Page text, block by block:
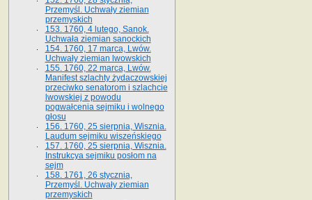
Przemyśl. Uchwały ziemian
przemyskich
153. 1760, 4 lutego, Sanok.
Uchwała ziemian sanockich
154. 1760, 17 marca, Lwów.
Uchwały ziemian lwowskich
155. 1760, 22 marca, Lwów.
Manifest szlachty żydaczowskiej
przeciwko senatorom i szlachcie
lwowskiej z po­wodu
pogwałcenia sejmiku i wolnego
głosu
156. 1760, 25 sierpnia, Wisznia.
Laudum sejmiku wiszeńskiego
157. 1760, 25 sierpnia, Wisznia.
Instrukcya sejmiku posłom na
sejm
158. 1761, 26 stycznia,
Przemyśl. Uchwały ziemian
przemyskich